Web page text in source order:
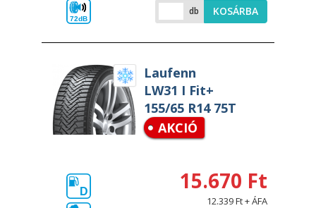
72dB
db KOSÁRBA
Laufenn
LW31 I Fit+
155/65 R14 75T
AKCIÓ
D 15.670 Ft
12.339 Ft + ÁFA